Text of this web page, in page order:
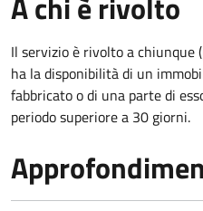
Il servizio è rivolto a
ha la disponibilità di un
fabbricato o di una parte di
periodo superiore a 30 giorni.